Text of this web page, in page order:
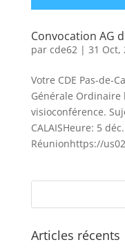
Convocation AG
par cde62| 31 Oct,
Votre CDE Pas-de-
Générale Ordinaire
visioconférence.
CALAISHeure: 5
Réunionhttps://
Articles récents